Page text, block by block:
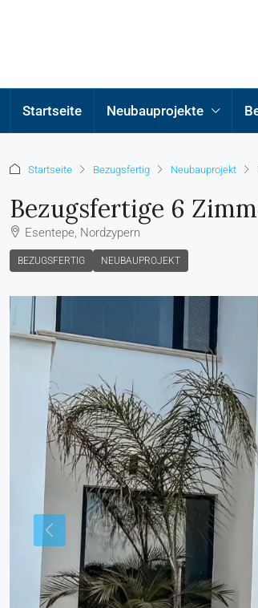
Startseite Neubauprojekte
Startseite Bezugsfertig Neubauprojekt
Bezugsfertige 6
Esentepe, Nordzypern
BEZUGSFERTIG NEUBAUPROJEKT